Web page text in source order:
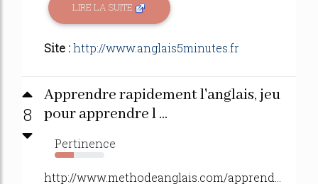
LIRE LA SUITE
Site :http://www.anglais5minutes.fr
8
Apprendre rapidement l'anglais, jeu
pour apprendre l ...
Pertinence
38%
http://www.methodeanglais.com/apprend...